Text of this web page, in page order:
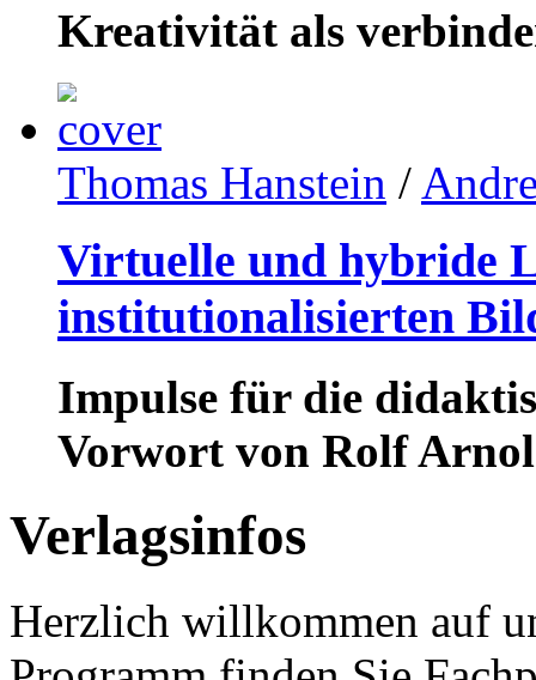
Kreativität als
Thomas Hanstein /
Virtuelle und hybride
institutionalisierten
Impulse für die
Vorwort von Rolf
Verlagsinfos
Herzlich willkommen auf